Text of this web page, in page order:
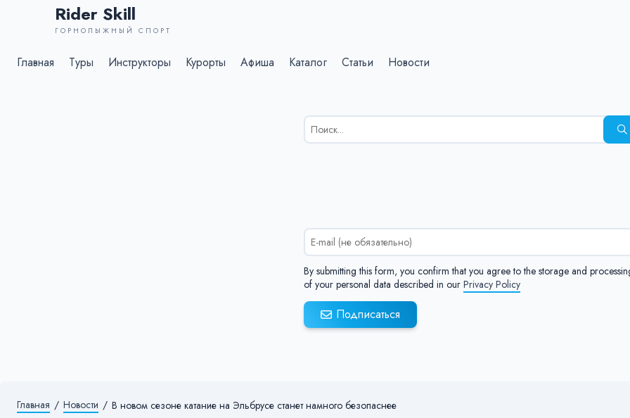
Rider Skill
ГОРНОЛЫЖНЫЙ СПОРТ
Главная Туры Инструкторы Курорты Афиша Каталог Статьи Новости
Результаты
поиска
By submitting this form, you confirm that you agree to the storage and
of your personal data described in our Privacy Policy
Подписаться
Главная / Новости / В новом сезоне катание на Эльбрусе станет намного безопаснее